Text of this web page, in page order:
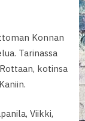
Konnan
Tarinassa
kotinsa
Viikki,